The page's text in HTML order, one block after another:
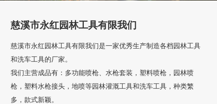
慈溪市永红园林工具有限我们
慈溪市永红园林工具有限我们是一家优秀生产制造各档园林工具
和洗车工具的厂家。
我们主营成品有：多功能喷枪、水枪套装，塑料喷枪，园林喷
枪，塑料水枪接头，地喷等园林灌溉工具和洗车工具，种类繁
多，款式新颖。